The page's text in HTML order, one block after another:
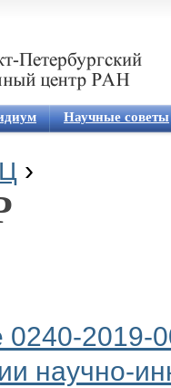
Научные советы
›
2019-
научно-